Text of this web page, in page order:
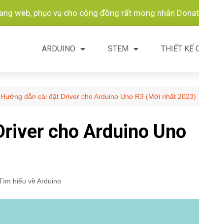
web, phục vụ cho cộng đồng rất mong nhận
ARDUINO STEM THIẾT KẾ
Hướng dẫn cài đặt Driver cho Arduino Uno R3 (Mới nhất 2023)
cho Arduino Uno
hiểu về Arduino